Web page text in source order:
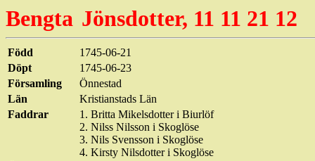
Bengta Jönsdotter, 11 11 21 12
Född
1745-06-21
Döpt
1745-06-23
Församling
Önnestad
Län
Kristianstads Län
Faddrar
1. Britta Mikelsdotteri Biurlöf
2. Nilss Nilsson i Skoglöse
3. Nils Svensson i Skoglöse
4. Kirsty Nilsdotter i Skoglöse